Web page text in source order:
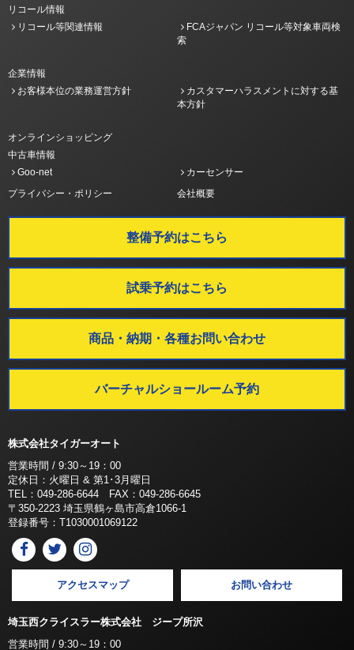
リコール情報
リコール等関連情報
FCAジャパン リコール等対象車両検
索
企業情報
お客様本位の業務運営方針
カスタマーハラスメントに対する基
本方針
オンラインショッピング
中古車情報
Goo-net
カーセンサー
プライバシー・ポリシー
会社概要
整備予約はこちら
試乗予約はこちら
商品・納期・各種お問い合わせ
バーチャルショールーム予約
株式会社タイガーオート
営業時間 / 9:30～19：00
定休日：火曜日 & 第1･3月曜日
TEL：049-286-6644 FAX：049-286-6645
〒350-2223 埼玉県鶴ヶ島市高倉1066-1
登録番号：T1030001069122
アクセスマップ お問い合わせ
埼玉西クライスラー株式会社 ジープ所沢
営業時間 / 9:30～19：00